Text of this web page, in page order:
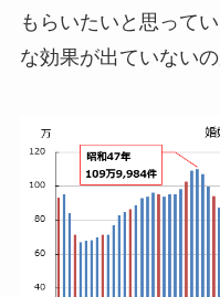
もらいたいと思って
な効果が出ていない